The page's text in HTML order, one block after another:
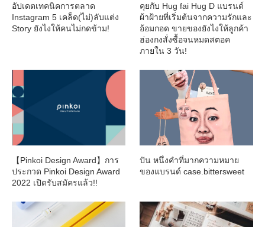
อัปเดตเทคนิคการตลาด
Instagram 5 เคล็ด(ไม่)ลับแต่ง
Story ยังไงให้คนไม่กดข้าม!
คุยกับ Hug fai Hug D แบรนด์
ผ้าฝ้ายที่เริ่มต้นจากความรักและ
อ้อมกอด ขายของยังไงให้ลูกค้า
ฮ่องกงสั่งซื้อจนหมดสตอค
ภายใน 3 วัน!
【Pinkoi Design Award】การ
ประกวด Pinkoi Design Award
2022 เปิดรับสมัครแล้ว!!
ปัน หนึ่งคำที่มากความหมาย
ของแบรนด์ case.bittersweet